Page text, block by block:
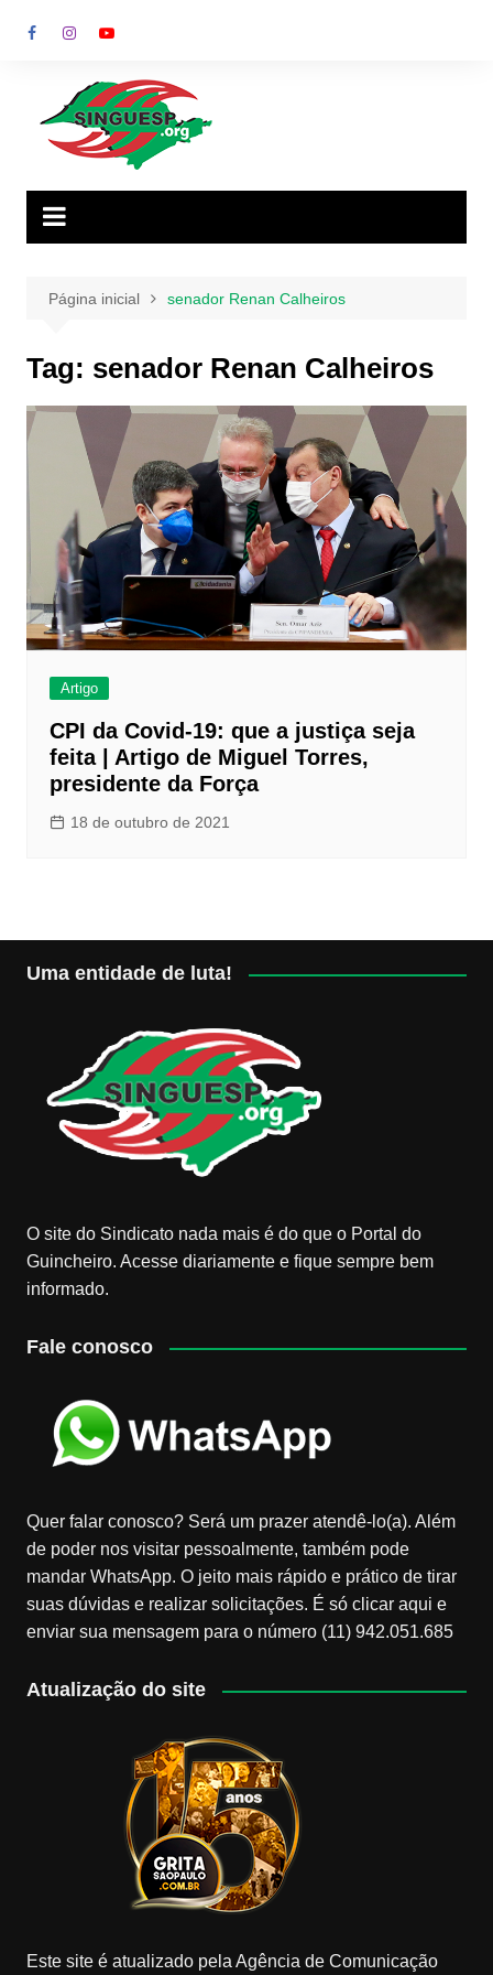
para
Página inicial senador Renan Calheiros
Tag: senador Renan Calheiros
Artigo
CPI da Covid-19: que a justiça seja
feita | Artigo de Miguel Torres,
presidente da Força
18 de outubro de 2021
Uma entidade de luta!
O site do Sindicato nada mais é do que o Portal do
Guincheiro. Acesse diariamente e fique sempre bem
informado.
Fale conosco
Quer falar conosco? Será um prazer atendê-lo(a). Além
de poder nos visitar pessoalmente, também pode
mandar WhatsApp. O jeito mais rápido e prático de tirar
suas dúvidas e realizar solicitações. É só clicar aqui e
enviar sua mensagem para o número (11) 942.051.685
Atualização do site
Este site é atualizado pela Agência de Comunicação